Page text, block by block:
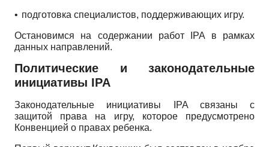
• подготовка специалистов, поддерживающих игру.
Остановимся на содержании работ IPA
в рамках
данных направлений.
Политические и законодательные
инициативы IPA
Законодательные инициативы IPA
связаны с
защитой права на игру, которое предусмотрено
Конвенцией о правах ребенка.